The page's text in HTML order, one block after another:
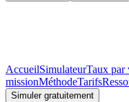
AccueilSimulateurTaux par
missionMéthodeTarifs
Simuler gratuitement